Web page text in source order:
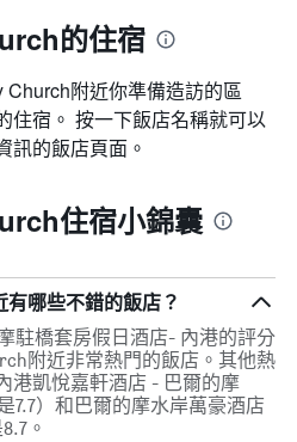
的住宿
附近你準備造訪的區
住宿。 按一下飯店名稱就可以
訊的飯店頁面。
住宿小錦囊
哪些不錯的飯店？
駐橋套房假日酒店- 內港的評分
附近非常熱門的飯店。其他熱
港凱悅嘉軒酒店 - 巴爾的摩
7.7）和巴爾的摩水岸萬豪酒店
。